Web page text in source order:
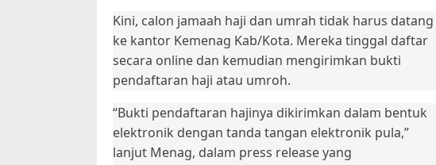
Kini, calon jamaah haji dan umrah tidak harus datang
ke kantor Kemenag Kab/Kota. Mereka tinggal daftar
secara online dan kemudian mengirimkan bukti
pendaftaran haji atau umroh.
“Bukti pendaftaran hajinya dikirimkan dalam bentuk
elektronik dengan tanda tangan elektronik pula,”
lanjut Menag, dalam press release yang